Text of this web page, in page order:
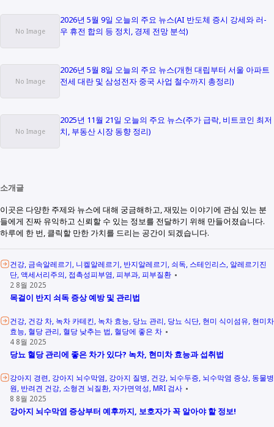
2026년 5월 9일 오늘의 주요 뉴스(AI 반도체 증시 강세와 러-
우 휴전 합의 등 정치, 경제 전망 분석)
2026년 5월 8일 오늘의 주요 뉴스(개헌 대립부터 서울 아파트
전세 대란 및 삼성전자 중국 사업 철수까지 총정리)
2025년 11월 21일 오늘의 주요 뉴스(주가 급락, 비트코인 최저
치, 부동산 시장 동향 정리)
소개글
이곳은 다양한 주제와 뉴스에 대해 궁금해하고, 재밌는 이야기에 관심 있는 분
들에게 진짜 유익하고 신뢰할 수 있는 정보를 전달하기 위해 만들어졌습니다.
하루에 한 번, 클릭할 만한 가치를 드리는 공간이 되겠습니다.
건강 금속알레르기 니켈알레르기 반지알레르기 쇠독 스테인리스 알레르기진
단 액세서리주의 접촉성피부염 피부과 피부질환
2 8월 2025
목걸이 반지 쇠독 증상 예방 및 관리법
건강 건강 차 녹차 카테킨 녹차 효능 당뇨 관리 당뇨 식단 현미 식이섬유 현미차
효능 혈당 관리 혈당 낮추는 법 혈당에 좋은 차
4 8월 2025
당뇨 혈당 관리에 좋은 차가 있다? 녹차, 현미차 효능과 섭취법
강아지 경련 강아지 뇌수막염 강아지 질병 건강 뇌수두증 뇌수막염 증상 동물병
원 반려견 건강 소형견 뇌질환 자가면역성 MRI 검사
8 8월 2025
강아지 뇌수막염 증상부터 예후까지, 보호자가 꼭 알아야 할 정보!